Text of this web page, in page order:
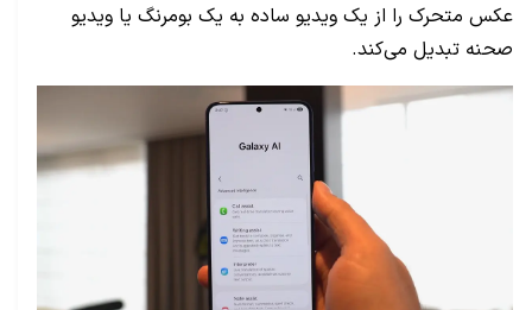
عکس متحرک را از یک ویدیو ساده به یک بومرنگ یا ویدیو
صحنه تبدیل می‌کند.